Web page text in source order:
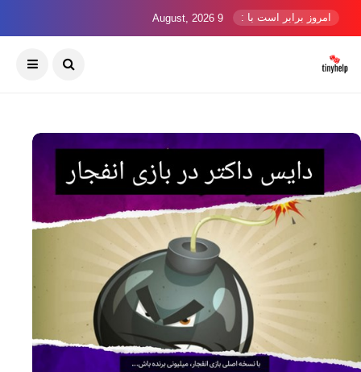
امروز برابر است با : 9 August, 2026